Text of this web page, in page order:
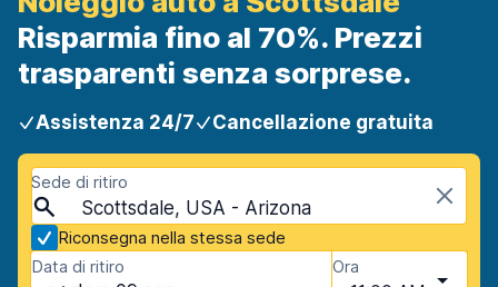
Risparmia fino al 70%. Prezzi
trasparenti senza sorprese.
Assistenza 24/7 Cancellazione gratuita
Sede di ritiro
Scottsdale, USA - Arizona
Riconsegna nella stessa sede
Data di ritiro
Ora